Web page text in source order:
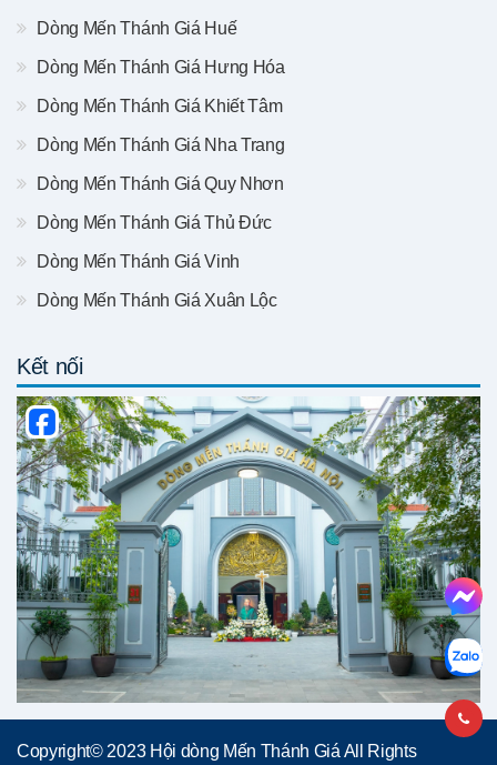
Dòng Mến Thánh Giá Huế
Dòng Mến Thánh Giá Hưng Hóa
Dòng Mến Thánh Giá Khiết Tâm
Dòng Mến Thánh Giá Nha Trang
Dòng Mến Thánh Giá Quy Nhơn
Dòng Mến Thánh Giá Thủ Đức
Dòng Mến Thánh Giá Vinh
Dòng Mến Thánh Giá Xuân Lộc
Kết nối
Copyright© 2023 Hội dòng Mến Thánh Giá All Rights